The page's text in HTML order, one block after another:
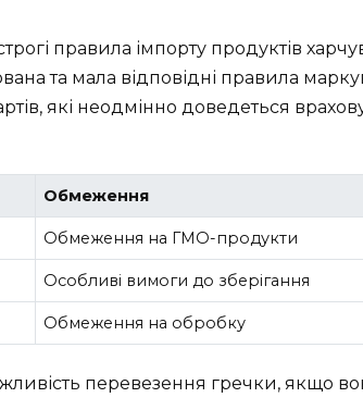
правила імпорту продуктів
та мала відповідні правила
які неодмінно доведеться
Обмеження
Обмеження на ГМО-продукти
Особливі вимоги до зберігання
Обмеження на обробку
перевезення гречки, якщо